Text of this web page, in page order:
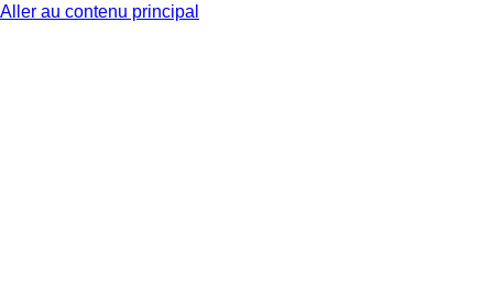
Aller au contenu principal